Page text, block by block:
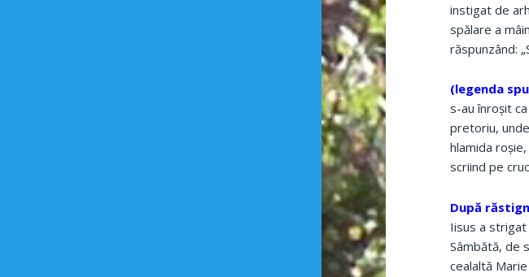
instigat de
spălare a
răspunzând:
(legenda
s-au înroşit
pretoriu,
hlamida
scriind pe
După
Iisus a strigat
Sâmbătă, de
cealaltă